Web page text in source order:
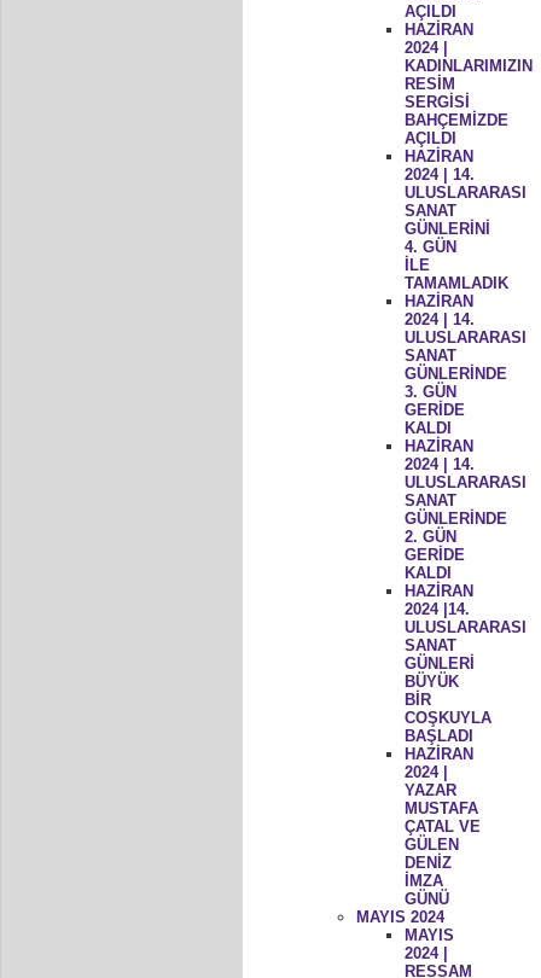
AÇILDI
HAZİRAN
2024 |
KADINLARIMIZIN
RESİM
SERGİSİ
BAHÇEMİZDE
AÇILDI
HAZİRAN
2024 | 14.
ULUSLARARASI
SANAT
GÜNLERİNİ
4. GÜN
İLE
TAMAMLADIK
HAZİRAN
2024 | 14.
ULUSLARARASI
SANAT
GÜNLERİNDE
3. GÜN
GERİDE
KALDI
HAZİRAN
2024 | 14.
ULUSLARARASI
SANAT
GÜNLERİNDE
2. GÜN
GERİDE
KALDI
HAZİRAN
2024 |14.
ULUSLARARASI
SANAT
GÜNLERİ
BÜYÜK
BİR
COŞKUYLA
BAŞLADI
HAZİRAN
2024 |
YAZAR
MUSTAFA
ÇATAL VE
GÜLEN
DENİZ
İMZA
GÜNÜ
MAYIS 2024
MAYIS
2024 |
RESSAM